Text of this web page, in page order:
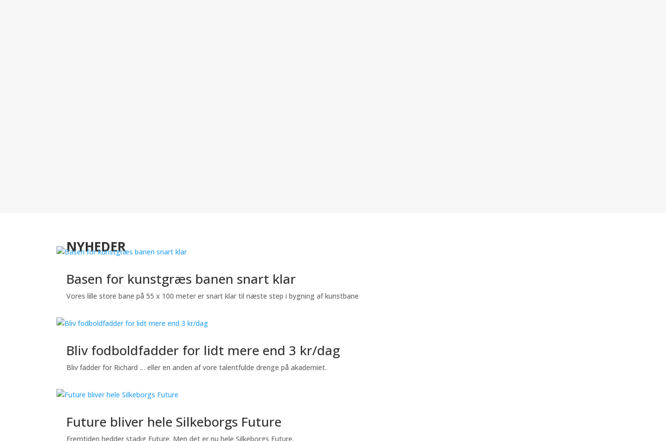
NYHEDER
Basen for kunstgræs banen snart klar
Vores lille store bane på 55 x 100 meter er snart klar til næste step i bygning af kunstbane
Bliv fodboldfadder for lidt mere end 3 kr/dag
Bliv fadder for Richard … eller en anden af vore talentfulde drenge på akademiet.
Future bliver hele Silkeborgs Future
Fremtiden hedder stadig Future. Men det er nu hele Silkeborgs Future.